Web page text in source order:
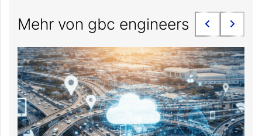
Mehr von gbc engineers